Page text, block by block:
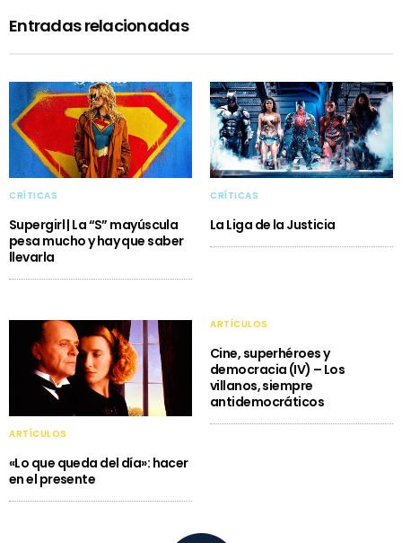
Entradas relacionadas
CRÍTICAS
Supergirl | La “S” mayúscula
pesa mucho y hay que saber
llevarla
CRÍTICAS
La Liga de la Justicia
ARTÍCULOS
«Lo que queda del día»: hacer
en el presente
ARTÍCULOS
Cine, superhéroes y
democracia (IV) – Los
villanos, siempre
antidemocráticos